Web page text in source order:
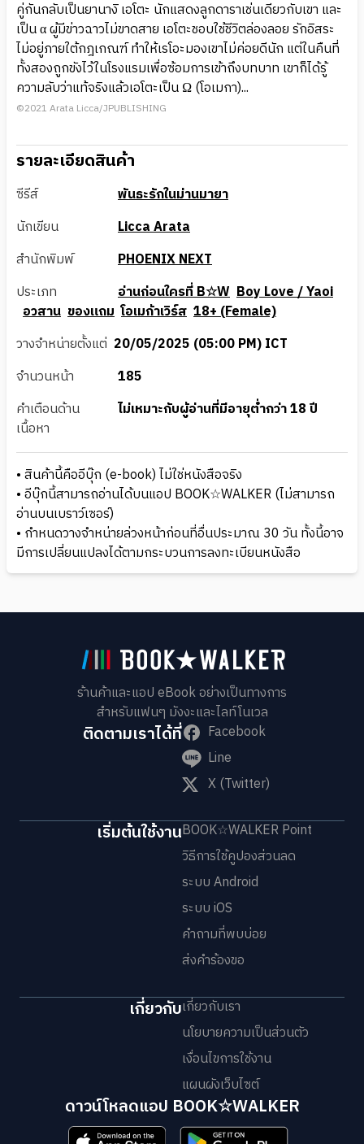
คู่กันกลับเป็นยานางิ เอโตะ นักแสดงลูกดาราเช่นเดียวกับเขา และ
เป็น α ผู้มีข่าวฉาวไม่ขาดสาย เอโตะชอบใช้ชีวิตล่องลอย รักอิสระ
ไม่อยู่ภายใต้กฎเกณฑ์ ทำให้เรโอะมองเขาไม่ค่อยดีนัก แต่ในคืนที่
ทั้งสองถูกขังไว้ในโรงแรมเพื่อซ้อมการเข้าถึงบทบาท เขาก็ได้รู้
ความลับว่าแท้จริงแล้วเอโตะเป็น Ω (โอเมกา)...
©2021 Arata Licca/JPUBLISHING
รายละเอียดสินค้า
ซีรีส์
พันธะรักในม่านมายา
นักเขียน
Licca Arata
สำนักพิมพ์
PHOENIX NEXT
ประเภท
อ่านก่อนใครที่ B☆W Boy Love / Yaoi
อวสาน ของแถม โอเมก้าเวิร์ส 18+ (Female)
วางจำหน่ายตั้งแต่ 20/05/2025 (05:00 PM) ICT
จำนวนหน้า
185
คำเตือนด้าน
เนื้อหา
ไม่เหมาะกับผู้อ่านที่มีอายุต่ำกว่า 18 ปี
• สินค้านี้คืออีบุ๊ก (e-book) ไม่ใช่หนังสือจริง
• อีบุ๊กนี้สามารถอ่านได้บนแอป BOOK☆WALKER (ไม่สามารถ
อ่านบนเบราว์เซอร์)
• กำหนดวางจำหน่ายล่วงหน้าก่อนที่อื่นประมาณ 30 วัน ทั้งนี้อาจ
มีการเปลี่ยนแปลงได้ตามกระบวนการลงทะเบียนหนังสือ
ร้านค้าและแอป eBook อย่างเป็นทางการ
สำหรับแฟนๆ มังงะและไลท์โนเวล
ติดตามเราได้ที่
Facebook
Line
X (Twitter)
เริ่มต้นใช้งานBOOK☆WALKER Point
วิธีการใช้คูปองส่วนลด
ระบบ Android
ระบบ iOS
คำถามที่พบบ่อย
ส่งคำร้องขอ
เกี่ยวกับเกี่ยวกับเรา
นโยบายความเป็นส่วนตัว
เงื่อนไขการใช้งาน
แผนผังเว็บไซต์
ดาวน์โหลดแอป BOOK☆WALKER